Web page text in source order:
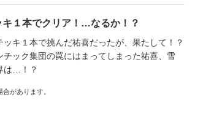
１本でクリア！…なるか！？
キ１本で挑んだ祐喜だったが、果たして！？
ック集団の罠にはまってしまった祐喜、雪
は…！？
があります。